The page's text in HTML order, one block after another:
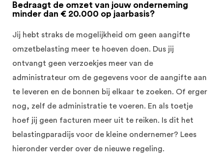
Bedraagt de omzet van jouw onderneming
minder dan € 20.000 op jaarbasis?
Jij hebt straks de mogelijkheid om geen aangifte
omzetbelasting meer te hoeven doen. Dus jij
ontvangt geen verzoekjes meer van de
administrateur om de gegevens voor de aangifte aan
te leveren en de bonnen bij elkaar te zoeken. Of erger
nog, zelf de administratie te voeren. En als toetje
hoef jij geen facturen meer uit te reiken. Is dit het
belastingparadijs voor de kleine ondernemer? Lees
hieronder verder over de nieuwe regeling.